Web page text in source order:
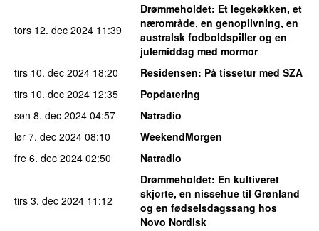
tors 12. dec 2024 11:39
Drømmeholdet: Et legekøkken, et
nærområde, en genoplivning, en
australsk fodboldspiller og en
julemiddag med mormor
tirs 10. dec 2024 18:20 Residensen: På tissetur med SZA
tirs 10. dec 2024 12:35
Popdatering
søn 8. dec 2024 04:57
Natradio
lør 7. dec 2024 08:10
WeekendMorgen
fre 6. dec 2024 02:50 Natradio
tirs 3. dec 2024 11:12
Drømmeholdet: En kultiveret
skjorte, en nissehue til Grønland
og en fødselsdagssang hos
Novo Nordisk